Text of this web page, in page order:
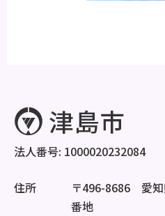
法人番号: 1000020232084
住所
〒496-8686 愛知
番地